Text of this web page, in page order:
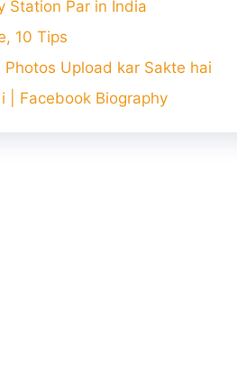
Station Par in India
10 Tips
Upload kar Sakte hai
| Facebook Biography